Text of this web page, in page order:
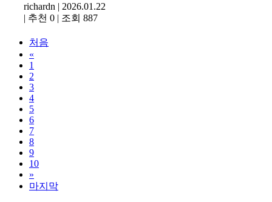
richardn | 2026.01.22
| 추천 0 | 조회 887
처음
«
1
2
3
4
5
6
7
8
9
10
»
마지막